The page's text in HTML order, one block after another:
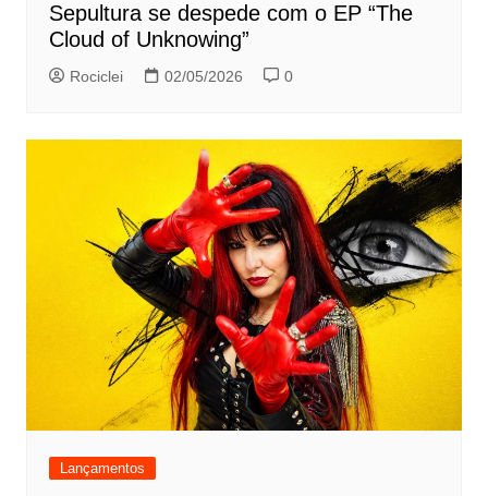
Sepultura se despede com o EP “The
Cloud of Unknowing”
Rociclei 02/05/2026 0
Lançamentos